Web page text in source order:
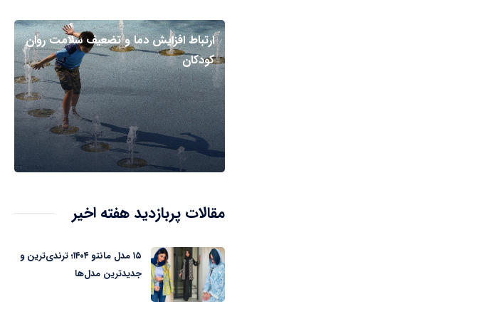
ارتباط افزایش دما و تضعیف سلامت روان
کودکان
مقالات پربازدید هفته اخیر
۱۵ مدل مانتو ۱۴۰۴؛ ترندی‌ترین و
جدیدترین مدل‌ها